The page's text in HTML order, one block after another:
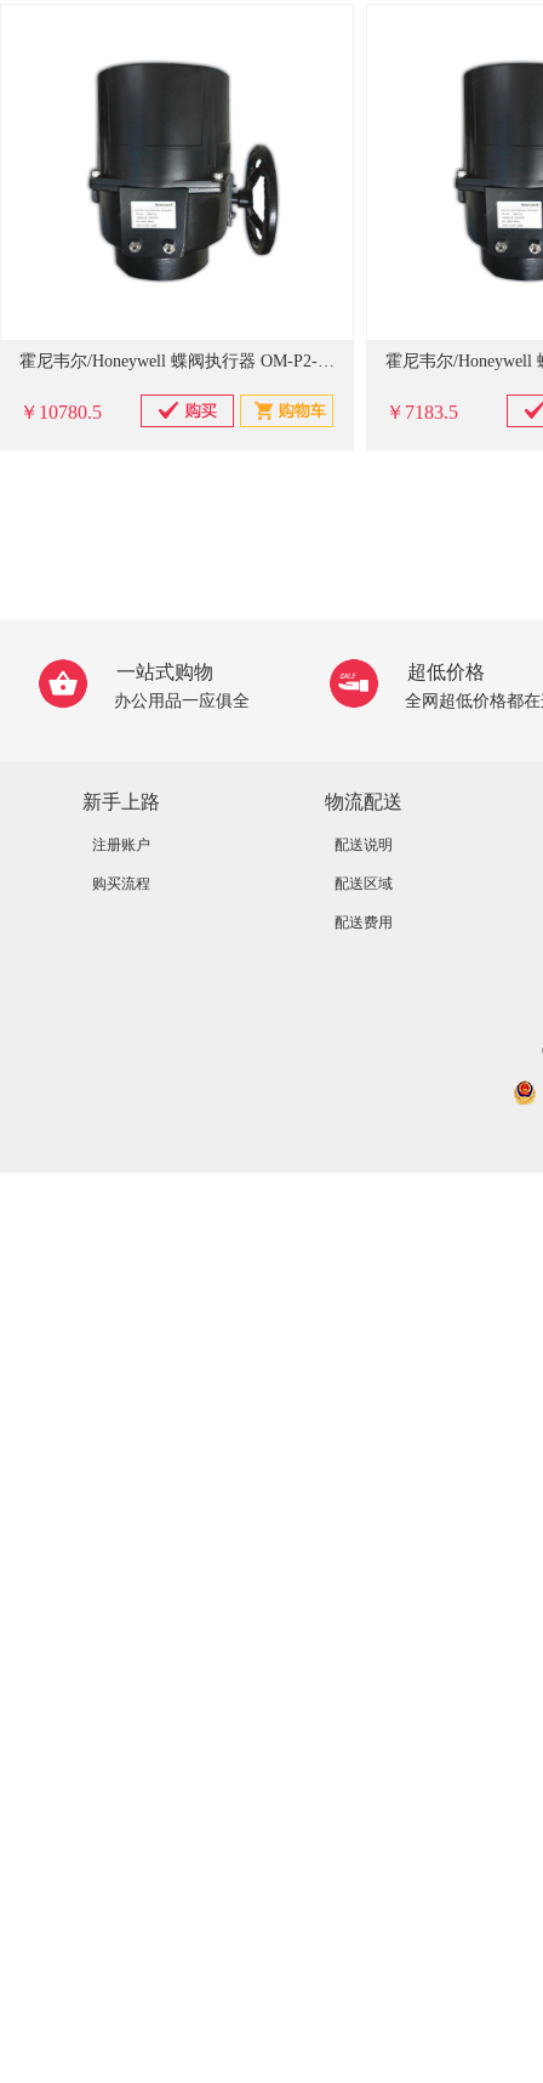
霍尼韦尔/Honeywell 蝶阀执行器 OM-P2-E 单位：只
￥10780.5 ￥7183.5
一站式购物
办公用品一应俱全
超低价格
全网超低价格都
新手上路
注册账户
购买流程
物流配送
配送说明
配送区域
配送费用